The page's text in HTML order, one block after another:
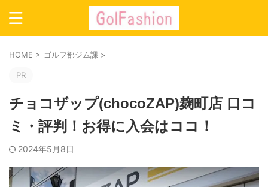
HOME > ゴルフ部ジム課 >
PR
チョコザップ(chocoZAP)麹町店 口コ
ミ・評判！お得に入会はココ！
2024年5月8日